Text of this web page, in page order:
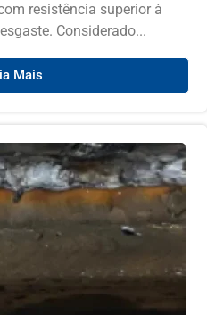
resistência superior à
Considerado...
Mais